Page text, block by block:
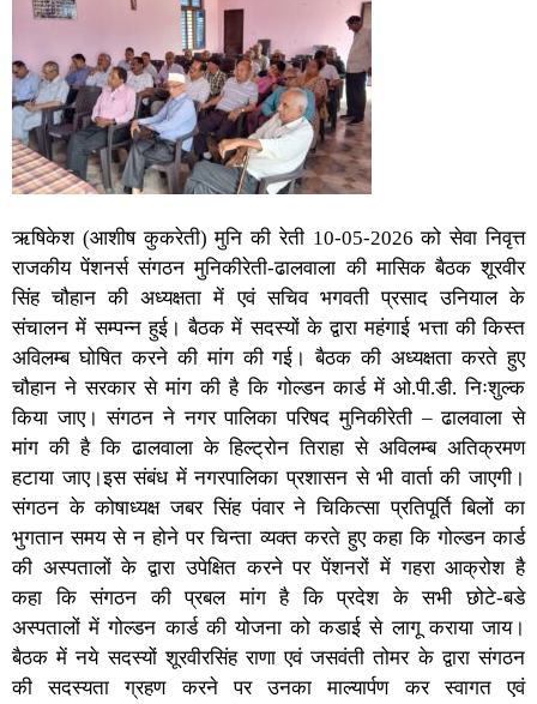
ऋषिकेश (आशीष कुकरेती) मुनि की रेती 10-05-2026 को सेवा निवृत्त
राजकीय पेंशनर्स संगठन मुनिकीरेती-ढालवाला की मासिक बैठक शूरवीर
सिंह चौहान की अध्यक्षता में एवं सचिव भगवती प्रसाद उनियाल के
संचालन में सम्पन्न हुई। बैठक में सदस्यों के द्वारा महंगाई भत्ता की किस्त
अविलम्ब घोषित करने की मांग की गई। बैठक की अध्यक्षता करते हुए
चौहान ने सरकार से मांग की है कि गोल्डन कार्ड में ओ.पी.डी. निःशुल्क
किया जाए। संगठन ने नगर पालिका परिषद मुनिकीरेती – ढालवाला से
मांग की है कि ढालवाला के हिल्ट्रोन तिराहा से अविलम्ब अतिक्रमण
हटाया जाए।इस संबंध में नगरपालिका प्रशासन से भी वार्ता की जाएगी।
संगठन के कोषाध्यक्ष जबर सिंह पंवार ने चिकित्सा प्रतिपूर्ति बिलों का
भुगतान समय से न होने पर चिन्ता व्यक्त करते हुए कहा कि गोल्डन कार्ड
की अस्पतालों के द्वारा उपेक्षित करने पर पेंशनरों में गहरा आक्रोश है
कहा कि संगठन की प्रबल मांग है कि प्रदेश के सभी छोटे-बडे
अस्पतालों में गोल्डन कार्ड की योजना को कडाई से लागू कराया जाय।
बैठक में नये सदस्यों शूरवीरसिंह राणा एवं जसवंती तोमर के द्वारा संगठन
की सदस्यता ग्रहण करने पर उनका माल्यार्पण कर स्वागत एवं